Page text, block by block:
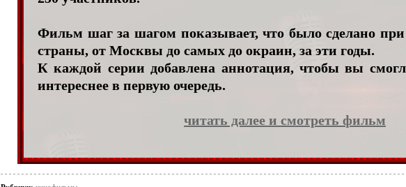
Фильм шаг за шагом показывает, что было сделано
страны, от Москвы до самых до окраин, за эти годы.
К каждой серии добавлена аннотация, чтобы вы
интереснее в первую очередь.
читать далее и смотреть фильм